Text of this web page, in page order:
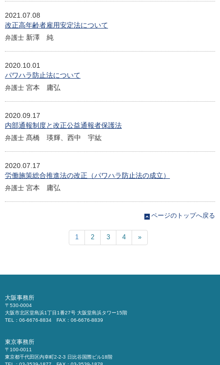
2021.07.08
改正高年齢者雇用安定法について
弁護士 新澤 純
2020.10.01
パワハラ防止法について
弁護士 宮本 庸弘
2020.09.17
内部通報制度と改正公益通報者保護法
弁護士 髙橋 瑛輝、西中 宇紘
2020.07.17
労働施策総合推進法の改正（パワハラ防止法の成立）
弁護士 宮本 庸弘
ページのトップへ戻る
1 2 3 4 »
大阪事務所
〒530-0004
大阪市北区堂島浜1丁目1番27号 大阪堂島浜タワー15階
TEL：06-6676-8834 FAX：06-6676-8839
東京事務所
〒100-0011
東京都千代田区内幸町2-2-3 日比谷国際ビル18階